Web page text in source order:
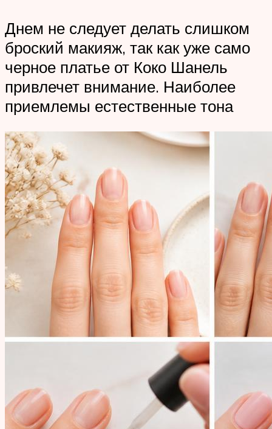
Днем не следует делать слишком
броский макияж, так как уже само
черное платье от Коко Шанель
привлечет внимание. Наиболее
приемлемы естественные тона